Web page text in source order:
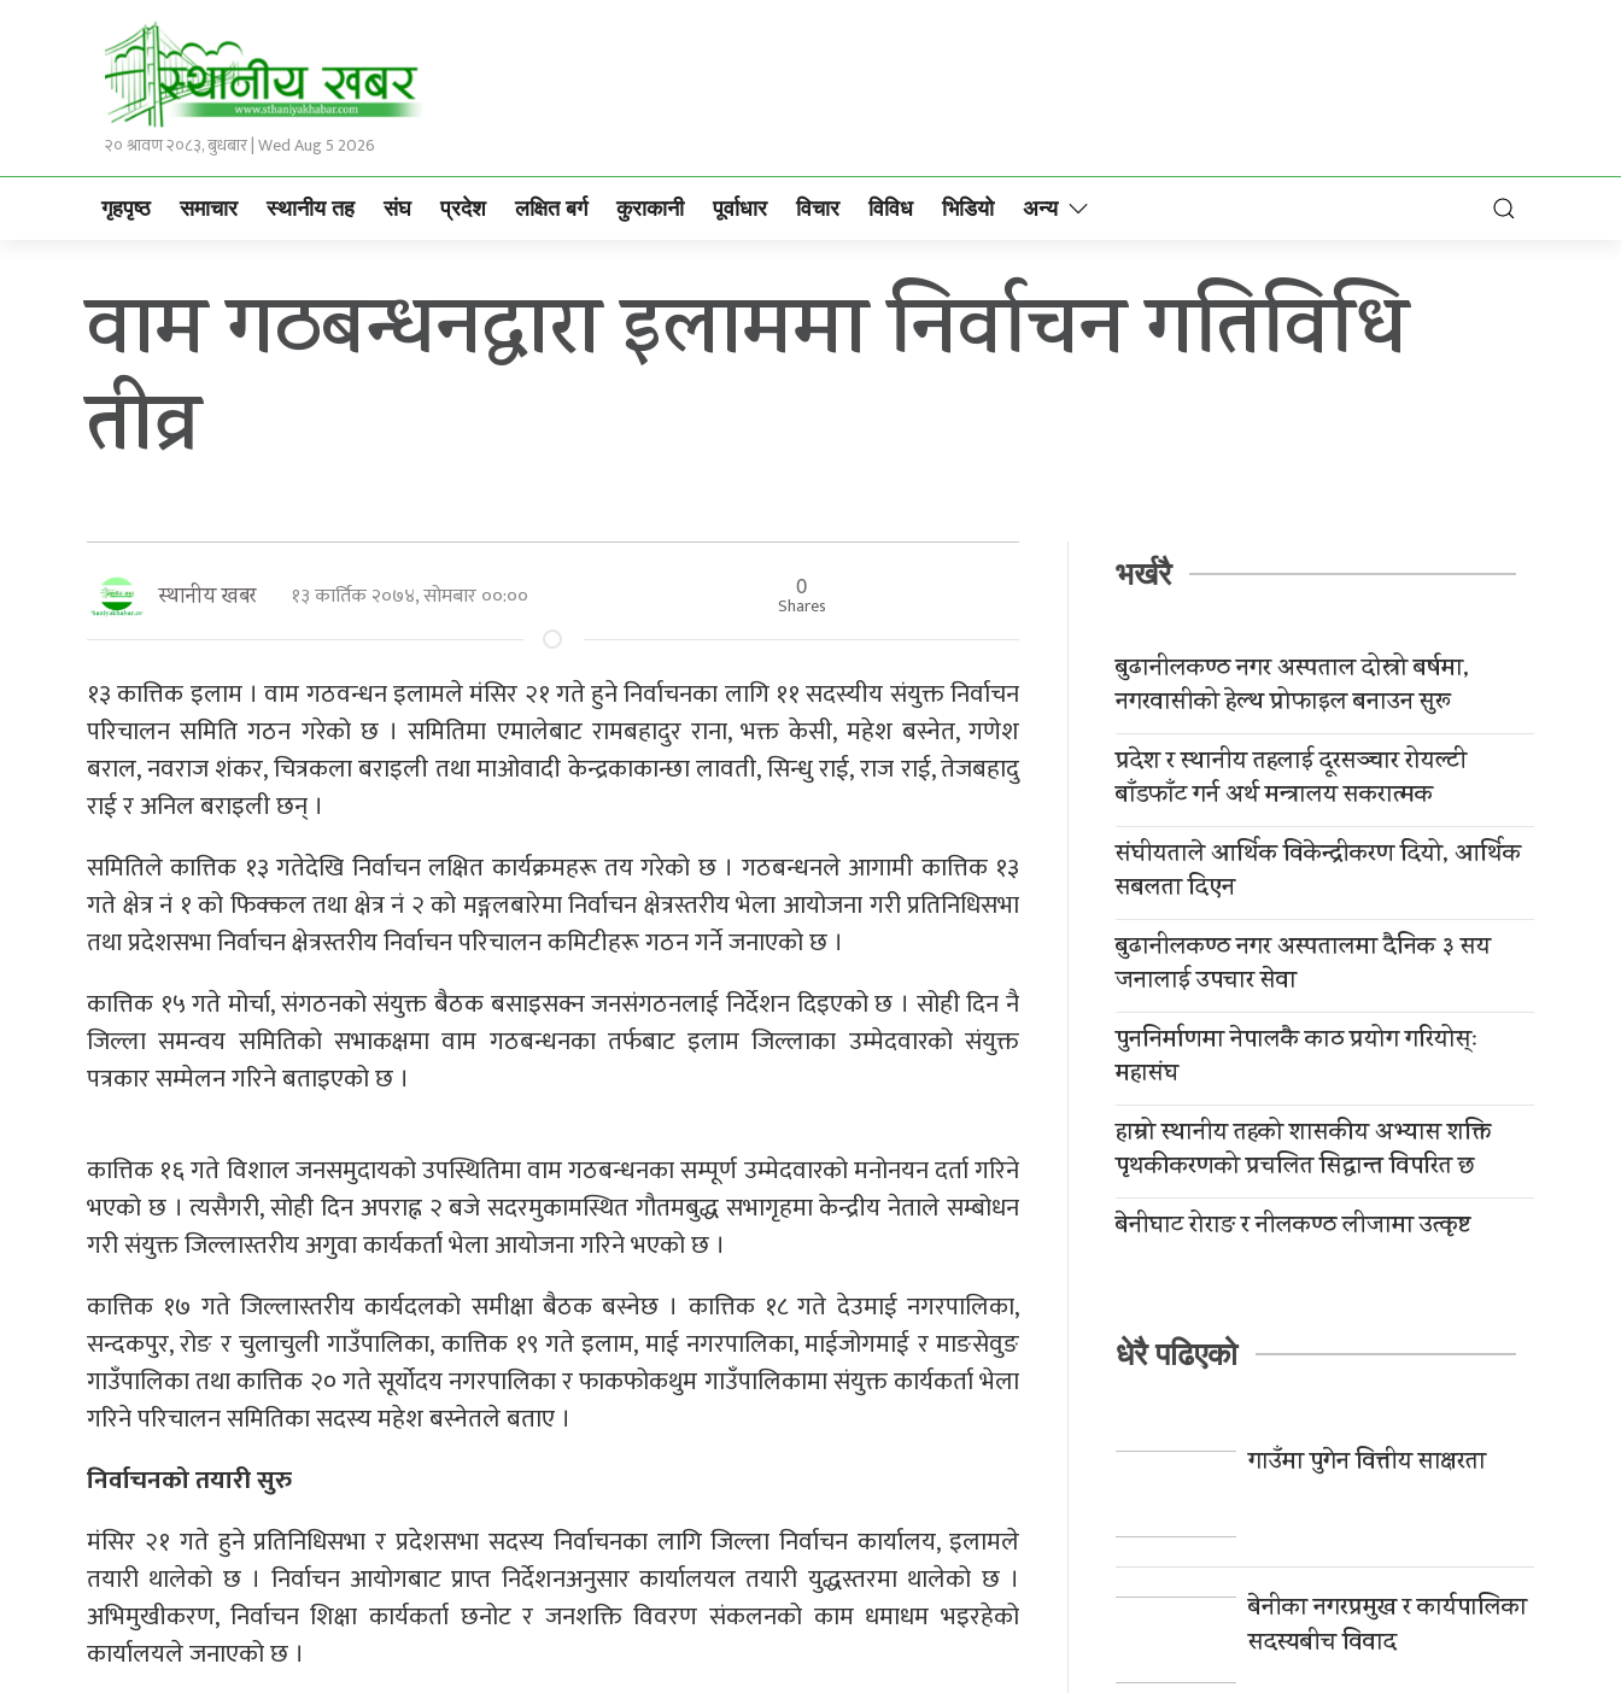
२० श्रावण २०८३, बुधबार | Wed Aug 5 2026
गृहपृष्ठ समाचार स्थानीय तह संघ प्रदेश लक्षित बर्ग कुराकानी पूर्वाधार विचार विविध भिडियो अन्य
वाम गठबन्धनद्वारा इलाममा निर्वाचन गतिविधि
तीव्र
स्थानीय खबर १३ कार्तिक २०७४, सोमबार ००:०० 0
Shares
१३ कात्तिक इलाम । वाम गठवन्धन इलामले मंसिर २१ गते हुने निर्वाचनका लागि ११ सदस्यीय संयुक्त निर्वाचन
परिचालन समिति गठन गरेको छ । समितिमा एमालेबाट रामबहादुर राना, भक्त केसी, महेश बस्नेत, गणेश
बराल, नवराज शंकर, चित्रकला बराइली तथा माओवादी केन्द्रकाकान्छा लावती, सिन्धु राई, राज राई, तेजबहादु
राई र अनिल बराइली छन् ।
समितिले कात्तिक १३ गतेदेखि निर्वाचन लक्षित कार्यक्रमहरू तय गरेको छ । गठबन्धनले आगामी कात्तिक १३
गते क्षेत्र नं १ को फिक्कल तथा क्षेत्र नं २ को मङ्गलबारेमा निर्वाचन क्षेत्रस्तरीय भेला आयोजना गरी प्रतिनिधिसभा
तथा प्रदेशसभा निर्वाचन क्षेत्रस्तरीय निर्वाचन परिचालन कमिटीहरू गठन गर्ने जनाएको छ ।
कात्तिक १५ गते मोर्चा, संगठनको संयुक्त बैठक बसाइसक्न जनसंगठनलाई निर्देशन दिइएको छ । सोही दिन नै
जिल्ला समन्वय समितिको सभाकक्षमा वाम गठबन्धनका तर्फबाट इलाम जिल्लाका उम्मेदवारको संयुक्त
पत्रकार सम्मेलन गरिने बताइएको छ ।
कात्तिक १६ गते विशाल जनसमुदायको उपस्थितिमा वाम गठबन्धनका सम्पूर्ण उम्मेदवारको मनोनयन दर्ता गरिने
भएको छ । त्यसैगरी, सोही दिन अपराह्न २ बजे सदरमुकामस्थित गौतमबुद्ध सभागृहमा केन्द्रीय नेताले सम्बोधन
गरी संयुक्त जिल्लास्तरीय अगुवा कार्यकर्ता भेला आयोजना गरिने भएको छ ।
कात्तिक १७ गते जिल्लास्तरीय कार्यदलको समीक्षा बैठक बस्नेछ । कात्तिक १८ गते देउमाई नगरपालिका,
सन्दकपुर, रोङ र चुलाचुली गाउँपालिका, कात्तिक १९ गते इलाम, माई नगरपालिका, माईजोगमाई र माङसेवुङ
गाउँपालिका तथा कात्तिक २० गते सूर्योदय नगरपालिका र फाकफोकथुम गाउँपालिकामा संयुक्त कार्यकर्ता भेला
गरिने परिचालन समितिका सदस्य महेश बस्नेतले बताए ।
निर्वाचनको तयारी सुरु
मंसिर २१ गते हुने प्रतिनिधिसभा र प्रदेशसभा सदस्य निर्वाचनका लागि जिल्ला निर्वाचन कार्यालय, इलामले
तयारी थालेको छ । निर्वाचन आयोगबाट प्राप्त निर्देशनअनुसार कार्यालयल तयारी युद्धस्तरमा थालेको छ ।
अभिमुखीकरण, निर्वाचन शिक्षा कार्यकर्ता छनोट र जनशक्ति विवरण संकलनको काम धमाधम भइरहेको
कार्यालयले जनाएको छ ।
भर्खरै
बुढानीलकण्ठ नगर अस्पताल दोस्रो बर्षमा,
नगरवासीको हेल्थ प्रोफाइल बनाउन सुरू
प्रदेश र स्थानीय तहलाई दूरसञ्चार रोयल्टी
बाँडफाँट गर्न अर्थ मन्त्रालय सकरात्मक
संघीयताले आर्थिक विकेन्द्रीकरण दियो, आर्थिक
सबलता दिएन
बुढानीलकण्ठ नगर अस्पतालमा दैनिक ३ सय
जनालाई उपचार सेवा
पुननिर्माणमा नेपालकै काठ प्रयोग गरियोस्ः
महासंघ
हाम्रो स्थानीय तहको शासकीय अभ्यास शक्ति
पृथकीकरणको प्रचलित सिद्धान्त विपरित छ
बेनीघाट रोराङ र नीलकण्ठ लीजामा उत्कृष्ट
धेरै पढिएको
गाउँमा पुगेन वित्तीय साक्षरता
बेनीका नगरप्रमुख र कार्यपालिका
सदस्यबीच विवाद